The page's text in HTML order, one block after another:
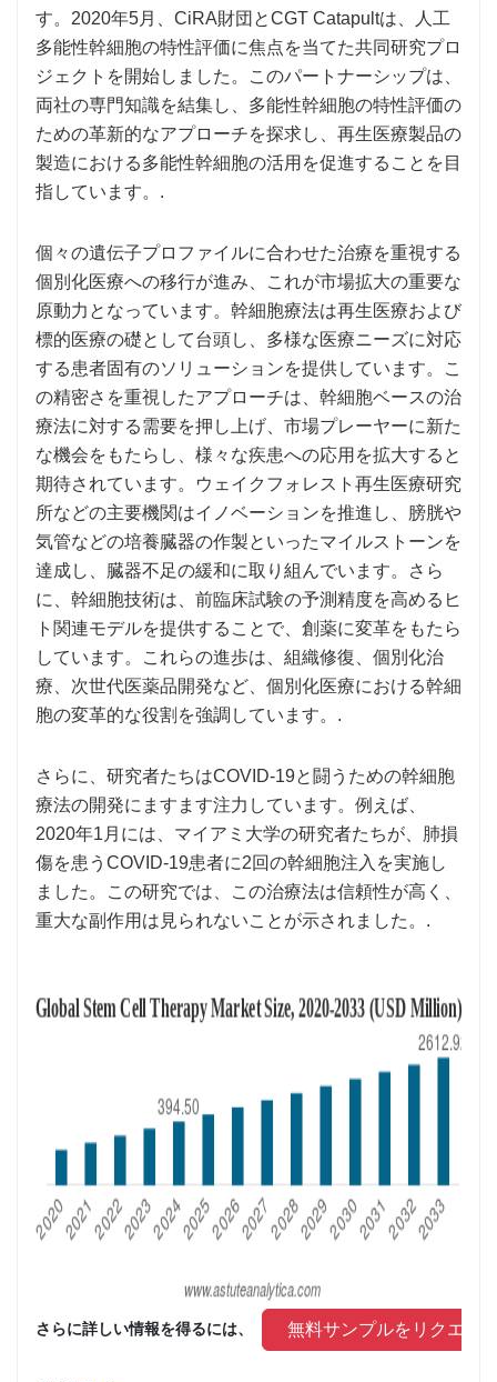
す。2020年5月、CiRA財団とCGT Catapultは、人工
多能性幹細胞の特性評価に焦点を当てた共同研究プロ
ジェクトを開始しました。このパートナーシップは、
両社の専門知識を結集し、多能性幹細胞の特性評価の
ための革新的なアプローチを探求し、再生医療製品の
製造における多能性幹細胞の活用を促進することを目
指しています。.
個々の遺伝子プロファイルに合わせた治療を重視する
個別化医療への移行が進み、これが市場拡大の重要な
原動力となっています。幹細胞療法は再生医療および
標的医療の礎として台頭し、多様な医療ニーズに対応
する患者固有のソリューションを提供しています。こ
の精密さを重視したアプローチは、幹細胞ベースの治
療法に対する需要を押し上げ、市場プレーヤーに新た
な機会をもたらし、様々な疾患への応用を拡大すると
期待されています。ウェイクフォレスト再生医療研究
所などの主要機関はイノベーションを推進し、膀胱や
気管などの培養臓器の作製といったマイルストーンを
達成し、臓器不足の緩和に取り組んでいます。さら
に、幹細胞技術は、前臨床試験の予測精度を高めるヒ
ト関連モデルを提供することで、創薬に変革をもたら
しています。これらの進歩は、組織修復、個別化治
療、次世代医薬品開発など、個別化医療における幹細
胞の変革的な役割を強調しています。.
さらに、研究者たちはCOVID-19と闘うための幹細胞
療法の開発にますます注力しています。例えば、
2020年1月には、マイアミ大学の研究者たちが、肺損
傷を患うCOVID-19患者に2回の幹細胞注入を実施し
ました。この研究では、この治療法は信頼性が高く、
重大な副作用は見られないことが示されました。.
さらに詳しい情報を得るには、 無料サンプルをリクエス